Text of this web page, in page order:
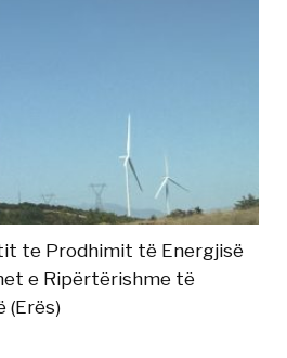
te Prodhimit të Energjisë
e Ripërtërishme të
(Erës)